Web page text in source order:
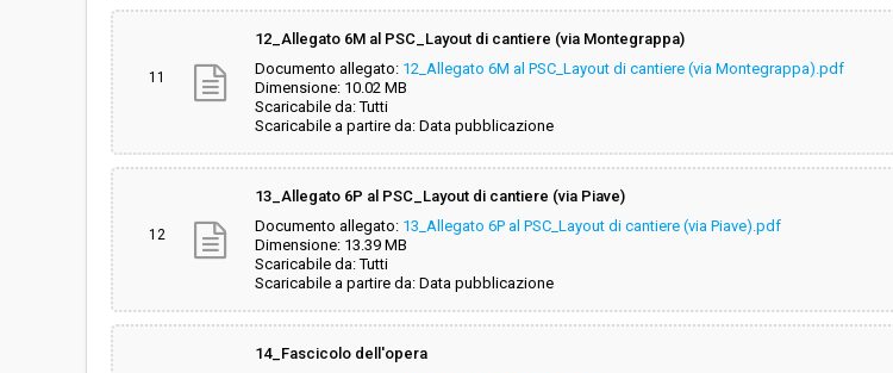
11
12_Allegato 6M al PSC_Layout di cantiere (via Montegrappa)
Documento allegato: 12_Allegato 6M al PSC_Layout di cantiere (via Montegrappa).pdf
Dimensione: 10.02 MB
Scaricabile da: Tutti
Scaricabile a partire da: Data pubblicazione
12
13_Allegato 6P al PSC_Layout di cantiere (via Piave)
Documento allegato: 13_Allegato 6P al PSC_Layout di cantiere (via Piave).pdf
Dimensione: 13.39 MB
Scaricabile da: Tutti
Scaricabile a partire da: Data pubblicazione
14_Fascicolo dell'opera